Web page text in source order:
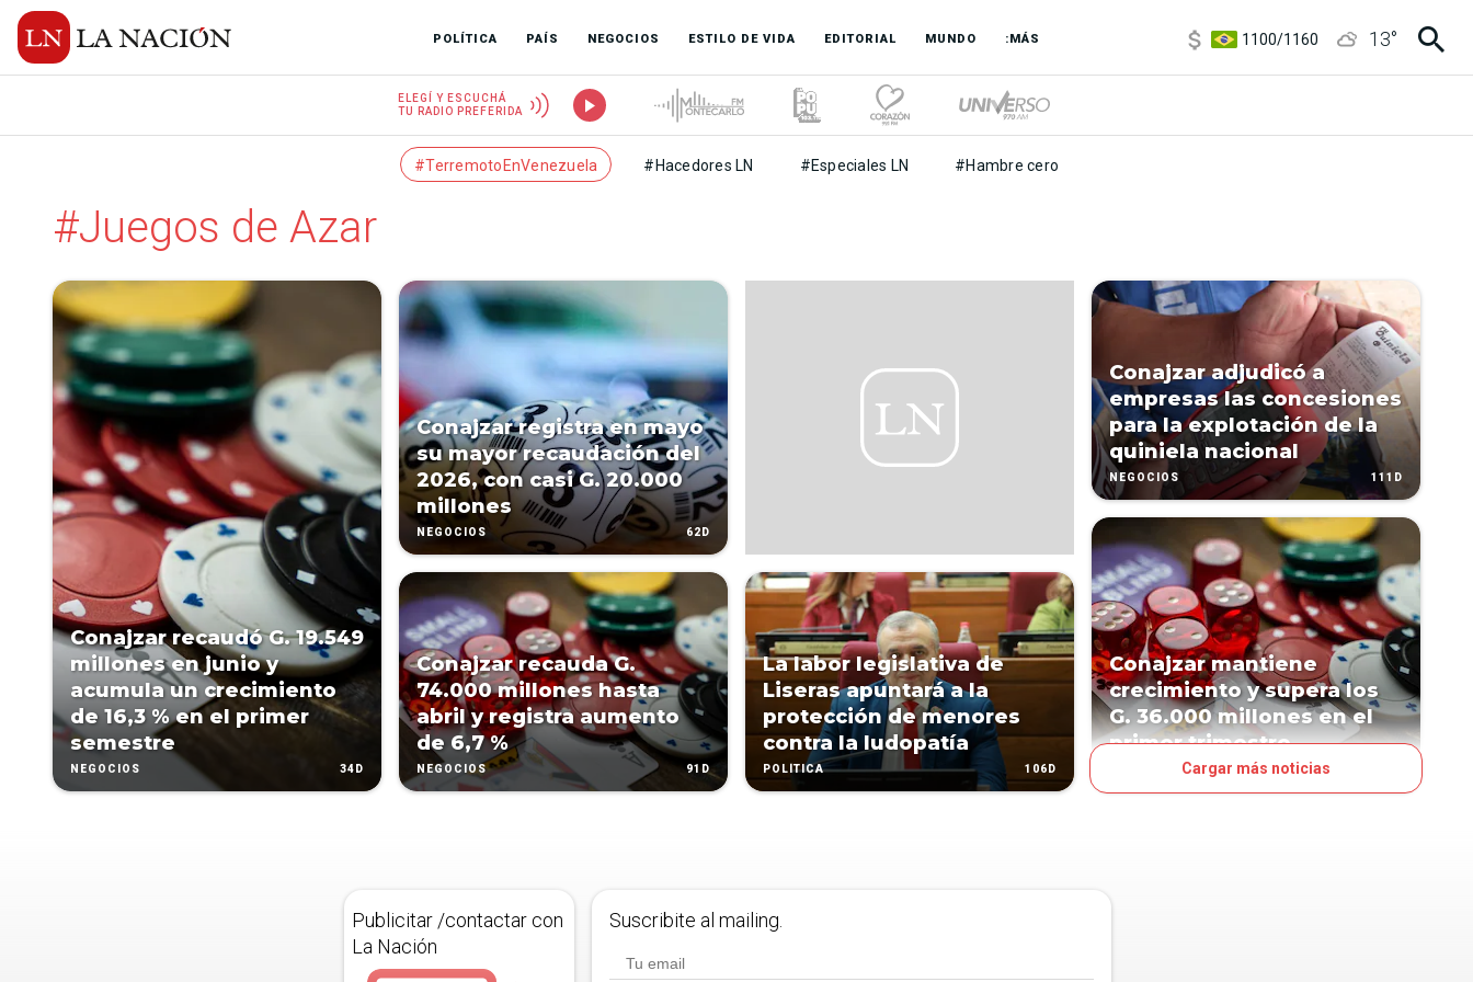
POLÍTICA PAÍS NEGOCIOS ESTILO DE VIDA EDITORIAL MUNDO :MÁS
1100/1160
13°
ELEGÍ Y ESCUCHÁ
TU RADIO PREFERIDA
#TerremotoEnVenezuela #Hacedores LN #Especiales LN #Hambre cero
#Juegos de Azar
Conajzar recaudó G. 19.549
millones en junio y
acumula un crecimiento
de 16,3 % en el primer
semestre
NEGOCIOS 34D
Conajzar registra en mayo
su mayor recaudación del
2026, con casi G. 20.000
millones
NEGOCIOS 62D
Conajzar recauda G.
74.000 millones hasta
abril y registra aumento
de 6,7 %
NEGOCIOS 91D
La labor legislativa de
Liseras apuntará a la
protección de menores
contra la ludopatía
POLÍTICA 106D
Conajzar adjudicó a
empresas las concesiones
para la explotación de la
quiniela nacional
NEGOCIOS 111D
Conajzar mantiene
crecimiento y supera los
G. 36.000 millones en el
primer trimestre
Cargar más noticias
Publicitar /contactar con
La Nación
Suscribite al mailing.